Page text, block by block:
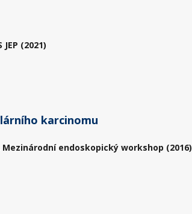
JEP (2021)
karcinomu
endoskopický workshop (2016)